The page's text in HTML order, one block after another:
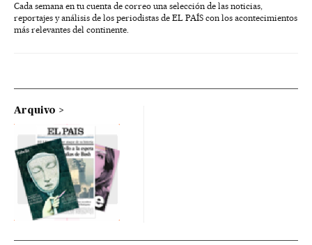
Cada semana en tu cuenta de correo una selección de las noticias,
reportajes y análisis de los periodistas de EL PAÍS con los acontecimientos
más relevantes del continente.
Arquivo